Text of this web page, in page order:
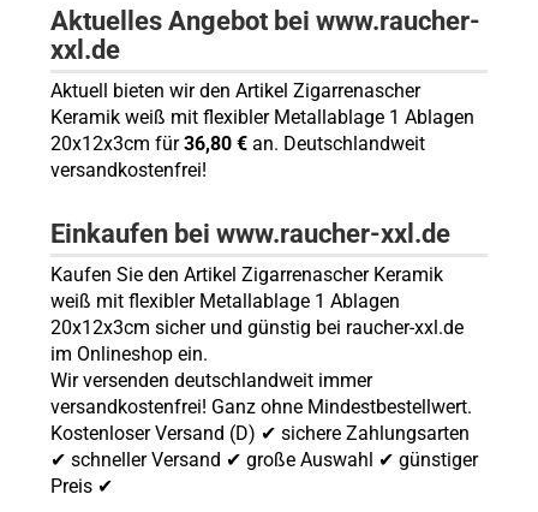
Aktuelles Angebot bei www.raucher-
xxl.de
Aktuell bieten wir den Artikel Zigarrenascher
Keramik weiß mit flexibler Metallablage 1 Ablagen
20x12x3cm für36,80 €an. Deutschlandweit
versandkostenfrei!
Einkaufen bei www.raucher-xxl.de
Kaufen Sie den Artikel Zigarrenascher Keramik
weiß mit flexibler Metallablage 1 Ablagen
20x12x3cm sicher und günstig bei raucher-xxl.de
im Onlineshop ein.
Wir versenden deutschlandweit immer
versandkostenfrei! Ganz ohne Mindestbestellwert.
Kostenloser Versand (D) ✔ sichere Zahlungsarten
✔ schneller Versand ✔ große Auswahl ✔ günstiger
Preis ✔